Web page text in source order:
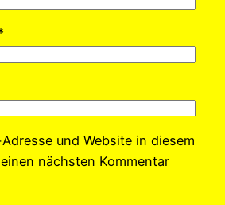
und Website in diesem
nächsten Kommentar